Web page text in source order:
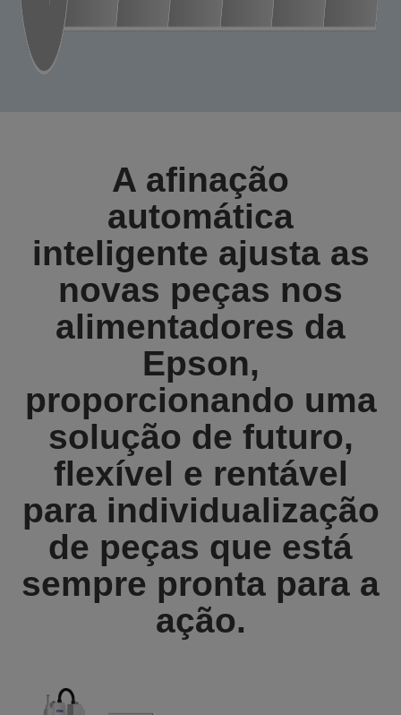
A afinação
automática
inteligente ajusta as
novas peças nos
alimentadores da
Epson,
proporcionando uma
solução de futuro,
flexível e rentável
para individualização
de peças que está
sempre pronta para a
ação.